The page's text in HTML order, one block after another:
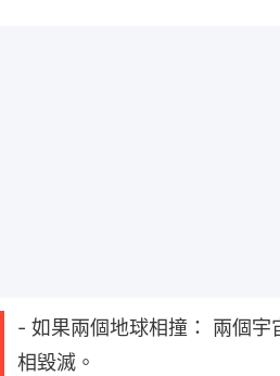
- 如果兩個地球相撞： 兩個宇
相毀滅。